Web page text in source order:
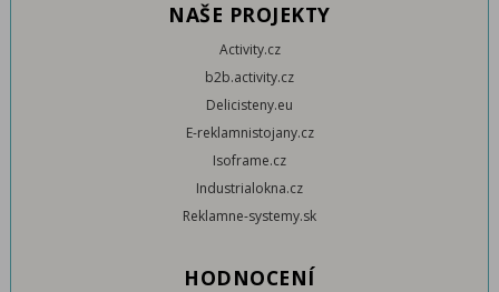
NAŠE PROJEKTY
Activity.cz
b2b.activity.cz
Delicisteny.eu
E-reklamnistojany.cz
Isoframe.cz
Industrialokna.cz
Reklamne-systemy.sk
HODNOCENÍ